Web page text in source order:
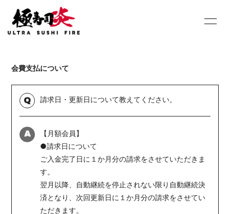
SCHEDULE
DISCOGRAPHY Youtube
MOVIE
Contact
会費支払について
Q 請求日・更新日について教えてください。
A
【月額会員】
●請求日について
ご入金完了日に１か月分の請求をさせていただきま
す。
翌月以降、自動継続を停止されない限り自動継続決
済となり、次回更新日に１か月分の請求をさせてい
ただきます。